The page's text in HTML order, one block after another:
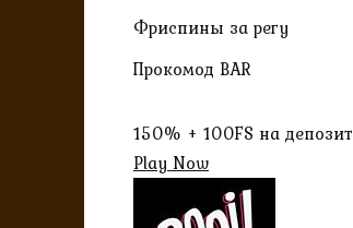
Фриспины за регу
Прокомод BAR
150% + 100FS на депозит
Play Now